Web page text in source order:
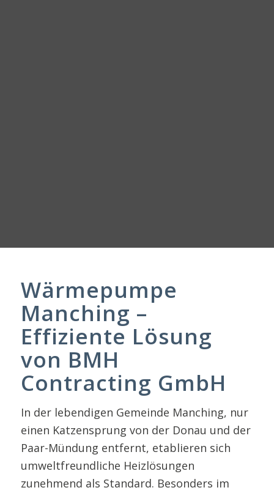
Wärmepumpe
Manching –
Effiziente Lösung
von BMH
Contracting GmbH
In der lebendigen Gemeinde Manching, nur
einen Katzensprung von der Donau und der
Paar-Mündung entfernt, etablieren sich
umweltfreundliche Heizlösungen
zunehmend als Standard. Besonders im